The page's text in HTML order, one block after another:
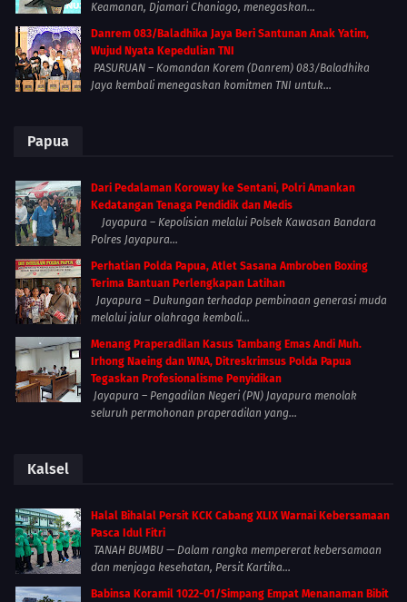
Keamanan, Djamari Chaniago, menegaskan...
Danrem 083/Baladhika Jaya Beri Santunan Anak Yatim,
Wujud Nyata Kepedulian TNI
PASURUAN – Komandan Korem (Danrem) 083/Baladhika
Jaya kembali menegaskan komitmen TNI untuk...
Papua
Dari Pedalaman Koroway ke Sentani, Polri Amankan
Kedatangan Tenaga Pendidik dan Medis
Jayapura – Kepolisian melalui Polsek Kawasan Bandara
Polres Jayapura...
Perhatian Polda Papua, Atlet Sasana Ambroben Boxing
Terima Bantuan Perlengkapan Latihan
Jayapura – Dukungan terhadap pembinaan generasi muda
melalui jalur olahraga kembali...
Menang Praperadilan Kasus Tambang Emas Andi Muh.
Irhong Naeing dan WNA, Ditreskrimsus Polda Papua
Tegaskan Profesionalisme Penyidikan
Jayapura – Pengadilan Negeri (PN) Jayapura menolak
seluruh permohonan praperadilan yang...
Kalsel
Halal Bihalal Persit KCK Cabang XLIX Warnai Kebersamaan
Pasca Idul Fitri
TANAH BUMBU — Dalam rangka mempererat kebersamaan
dan menjaga kesehatan, Persit Kartika...
Babinsa Koramil 1022-01/Simpang Empat Menanaman Bibit